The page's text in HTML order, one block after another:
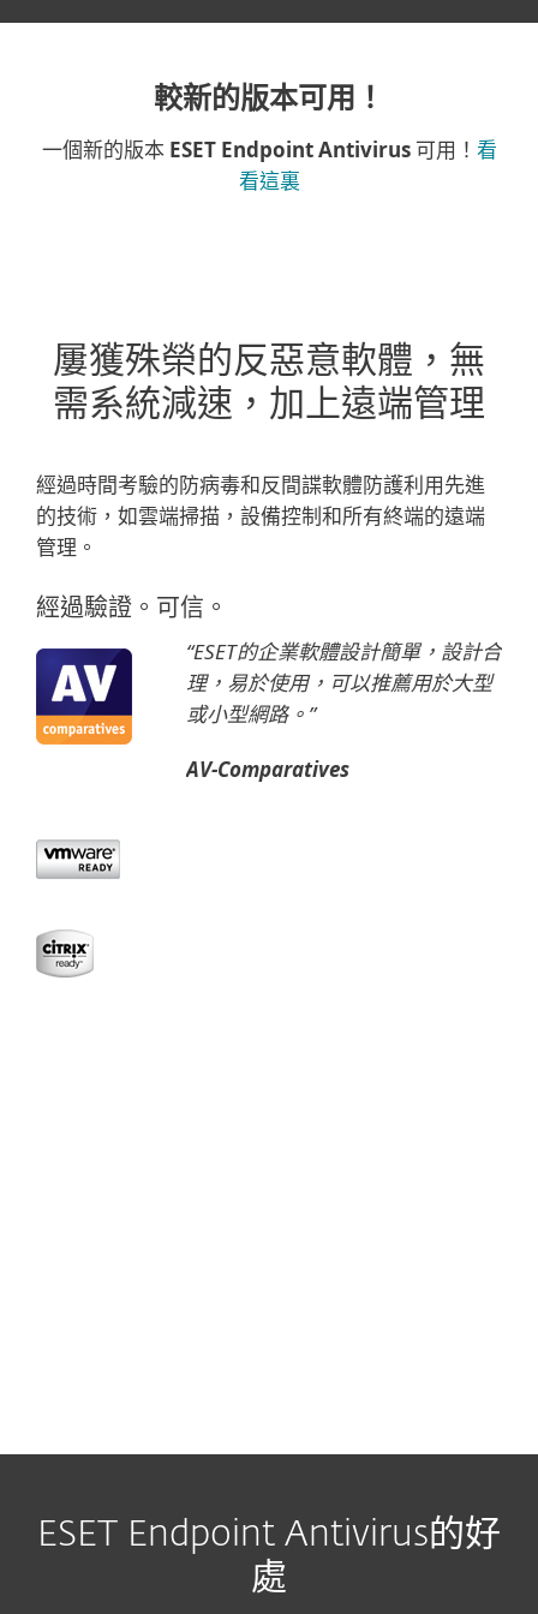
較新的版本可用！
一個新的版本 ESET Endpoint Antivirus可用！ 看
看這裏
屢獲殊榮的反惡意軟體，無
需系統減速，加上遠端管理
經過時間考驗的防病毒和反間諜軟體防護利用先進
的技術，如雲端掃描，設備控制和所有終端的遠端
管理。
經過驗證。可信。
“ESET的企業軟體設計簡單，設計合
理，易於使用，可以推薦用於大型
或小型網路。”
AV-Comparatives
ESET Endpoint Antivirus的好
處